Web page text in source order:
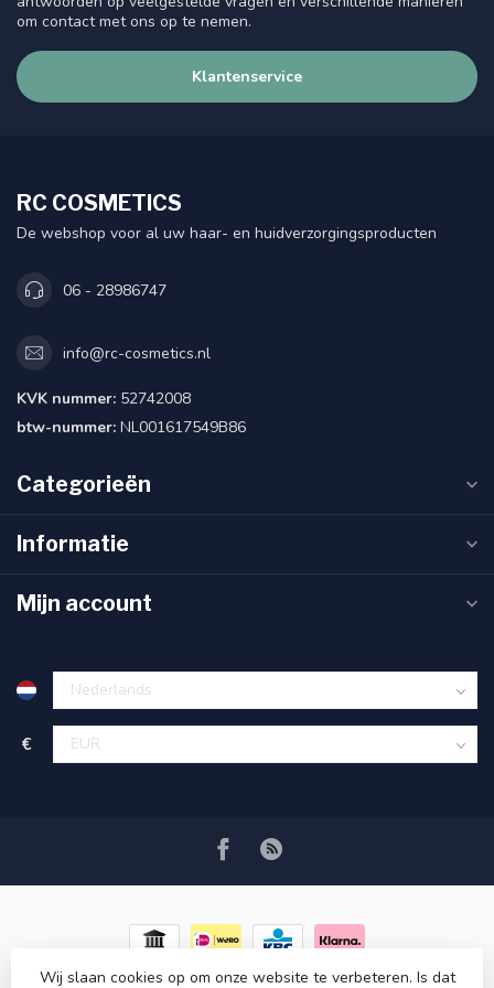
om contact met ons op te nemen.
Klantenservice
RC COSMETICS
De webshop voor al uw haar- en huidverzorgingsproducten
06 - 28986747
info@rc-cosmetics.nl
KVK nummer: 52742008
btw-nummer: NL001617549B86
Categorieën
Informatie
Mijn account
€
© Copyright 2026 RC COSMETICS- Powered byLightspeed-
Wij slaan cookies op om onze website te verbeteren. Is dat